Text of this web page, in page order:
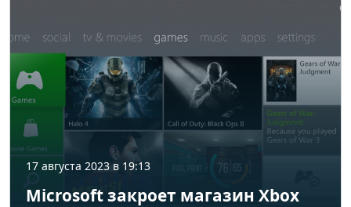
17 августа 2023 в 19:13
Microsoft закроет магазин Xbox